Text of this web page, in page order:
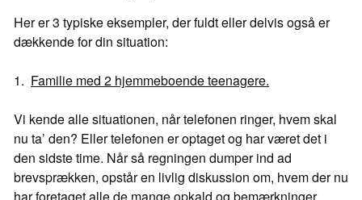
Her er 3 typiske eksempler, der fuldt eller delvis også er
dækkende for din situation:
1. Familie med 2 hjemmeboende teenagere.
Vi kende alle situationen, når telefonen ringer, hvem skal
nu ta’ den? Eller telefonen er optaget og har været det i
den sidste time. Når så regningen dumper ind ad
brevsprækken, opstår en livlig diskussion om, hvem der nu